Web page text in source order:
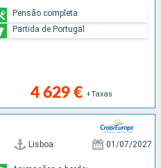
4 629 € +Taxas
Pensão completa
Partida de Portugal
Lisboa 01/07/2027